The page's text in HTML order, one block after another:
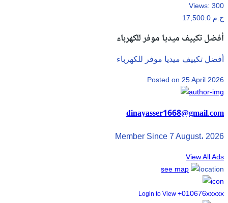
Views: 300
17,500.0 ج.م
أفضل تكييف ميديا موفر للكهرباء
أفضل تكييف ميديا موفر للكهرباء
Posted on 25 April 2026
dinayasser1668@gmail.com
Member Since 7 August، 2026
View All Ads
see map
Login to View +010676xxxxx